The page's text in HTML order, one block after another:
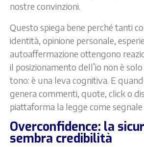
nostre convinzioni.
Questo spiega bene perché tanti
identità, opinione personale,
autoaffermazione ottengono
il posizionamento dell’io non è
tono: è una leva cognitiva. E
genera commenti, quote, click o
piattaforma la legge come
Overconfidence: la
sembra credibilità